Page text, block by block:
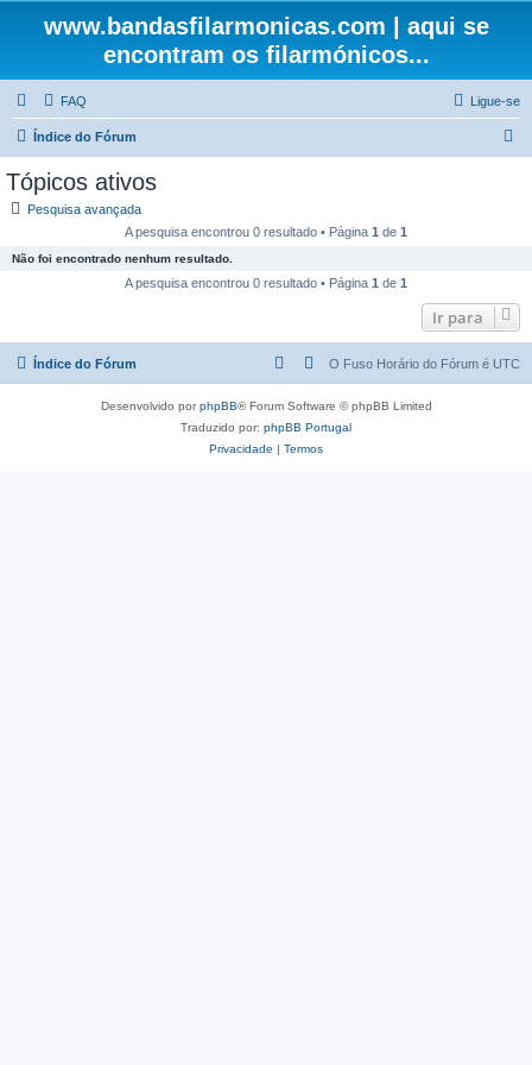
www.bandasfilarmonicas.com | aqui se
encontram os filarmónicos...
FAQ Ligue-se
Índice do Fórum
s
r
Tópicos ativos
Pesquisa avançada
A pesquisa encontrou 0 resultado • Página 1 de 1
Não foi encontrado nenhum resultado.
A pesquisa encontrou 0 resultado • Página 1 de 1
Ir para
Índice do Fórum O Fuso Horário do Fórum é UTC
Desenvolvido porphpBB® Forum Software © phpBB Limited
Traduzido por: phpBB Portugal
Privacidade | Termos